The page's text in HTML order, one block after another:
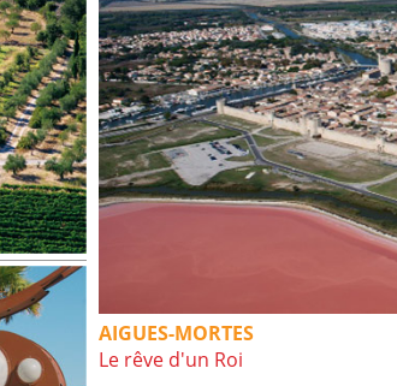
AIGUES-MORTES
Le rêve d'un Roi